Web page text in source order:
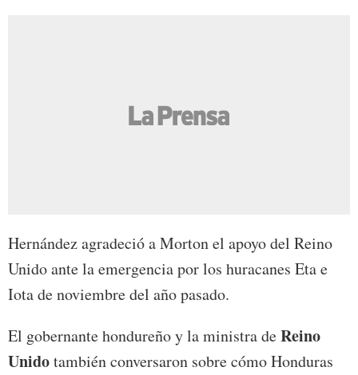
Hernández agradeció a Morton el apoyo del Reino
Unido ante la emergencia por los huracanes Eta e
Iota de noviembre del año pasado.
El gobernante hondureño y la ministra deReino
Unidotambién conversaron sobre cómo Honduras